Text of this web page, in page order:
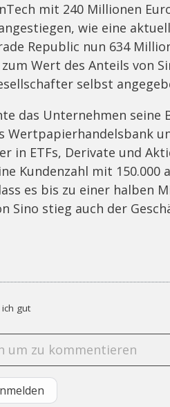
mit 240 Millionen
wie eine
Republic nun 634
Wert des Anteils von
selbst
das Unternehmen seine
Wertpapierhandelsbank
in ETFs, Derivate und
Kundenzahl mit 150.000
es bis zu einer halben
Sino stieg auch der
ich gut